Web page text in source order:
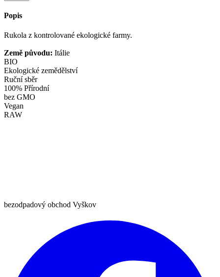
Popis
Rukola z kontrolované ekologické farmy.
Země původu: Itálie
BIO
Ekologické zemědělství
Ruční sběr
100% Přírodní
bez GMO
Vegan
RAW
bezodpadový obchod Vyškov